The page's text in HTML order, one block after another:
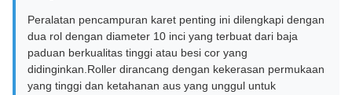
Peralatan pencampuran karet penting ini dilengkapi dengan
dua rol dengan diameter 10 inci yang terbuat dari baja
paduan berkualitas tinggi atau besi cor yang
didinginkan.Roller dirancang dengan kekerasan permukaan
yang tinggi dan ketahanan aus yang unggul untuk